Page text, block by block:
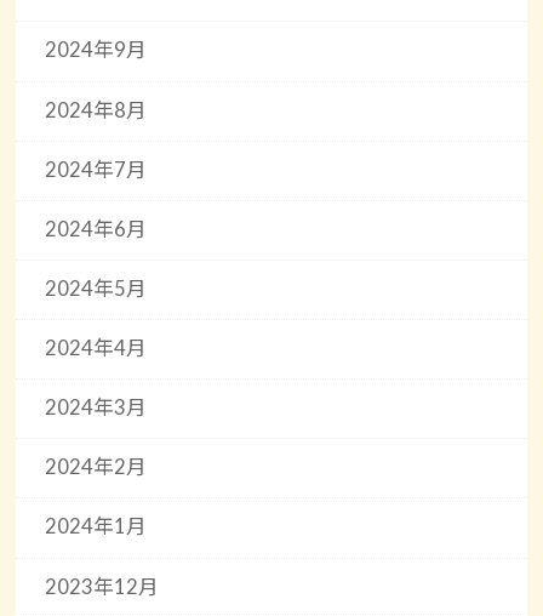
2024年9月
2024年8月
2024年7月
2024年6月
2024年5月
2024年4月
2024年3月
2024年2月
2024年1月
2023年12月